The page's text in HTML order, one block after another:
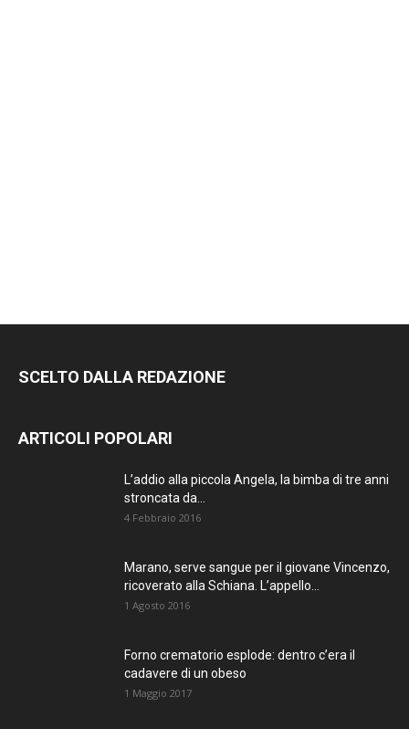
SCELTO DALLA REDAZIONE
ARTICOLI POPOLARI
L’addio alla piccola Angela, la bimba di tre anni
stroncata da...
4 Febbraio 2016
Marano, serve sangue per il giovane Vincenzo,
ricoverato alla Schiana. L’appello...
1 Agosto 2016
Forno crematorio esplode: dentro c’era il
cadavere di un obeso
1 Maggio 2017